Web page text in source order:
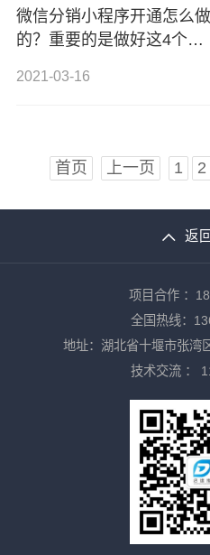
微信分销小程序开通怎么做
的？重要的是做好这4个步
2021-03-16
首页 上一页 1 2
返
项目合作 ：
全国热线：
地址：湖北省十堰市张湾
技术交流 ：